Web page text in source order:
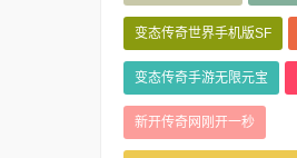
变态传奇世界手机版SF
变态传奇手游无限元宝
新开传奇网刚开一秒